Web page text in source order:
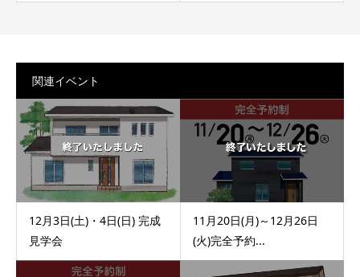
関連イベント
12月3日(土)・4日(日) 完成
見学会
11月20日(月)～12月26日
(火)完全予約...